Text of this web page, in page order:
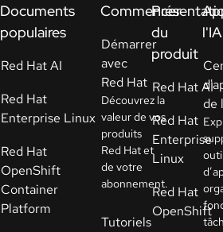
Support
Console
Développeurs
Commencer
un essai
Documents
populaires
Red Hat AI
Red Hat
Enterprise Linux
Red Hat
OpenShift
Container
Platform
Commencer
Démarrer
avec
Red Hat
Découvrez la
valeur de vos
produits
Red Hat et
de votre
abonnement.
Tutoriels
du
produit
Red Hat AI
Red Hat
Enterprise
Linux
Red Hat
OpenShift
l'IA
de